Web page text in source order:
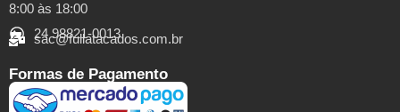
8:00 às 18:00
24 98821-0013
sac@fullatacados.com.br
Formas de Pagamento